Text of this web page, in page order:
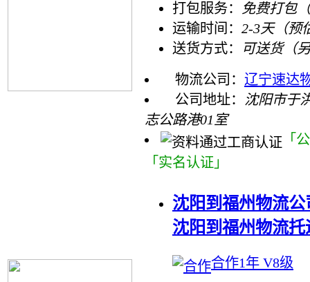
打包服务：
免费打包
运输时间： 2-3天（预
送货方式：
可送货（
物流公司： 辽宁速达
公司地址： 沈阳市于
志公路港01室
「
「实名认证」
沈阳到福州物流
沈阳到福州物流托
合作1年 V8级